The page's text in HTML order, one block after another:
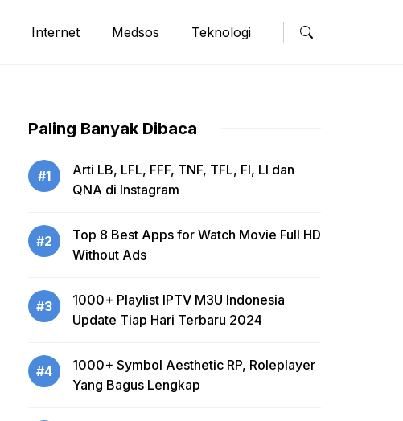
Internet Medsos Teknologi
Paling Banyak Dibaca
#1
Arti LB, LFL, FFF, TNF, TFL, FI, LI dan
QNA di Instagram
#2
Top 8 Best Apps for Watch Movie Full HD
Without Ads
#3
1000+ Playlist IPTV M3U Indonesia
Update Tiap Hari Terbaru 2024
#4
1000+ Symbol Aesthetic RP, Roleplayer
Yang Bagus Lengkap